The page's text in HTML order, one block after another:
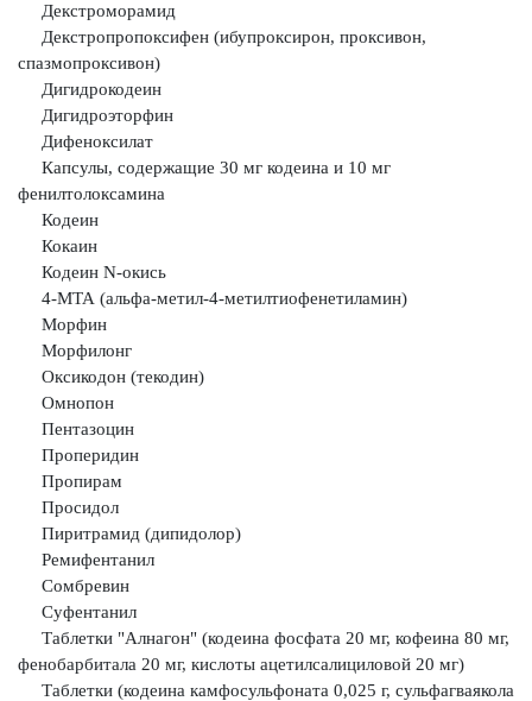
Декстроморамид
Декстропропоксифен (ибупроксирон, проксивон,
спазмопроксивон)
Дигидрокодеин
Дигидроэторфин
Дифеноксилат
Капсулы, содержащие 30 мг кодеина и 10 мг
фенилтолоксамина
Кодеин
Кокаин
Кодеин N-окись
4-МТА (альфа-метил-4-метилтиофенетиламин)
Морфин
Морфилонг
Оксикодон (текодин)
Омнопон
Пентазоцин
Проперидин
Пропирам
Просидол
Пиритрамид (дипидолор)
Ремифентанил
Сомбревин
Суфентанил
Таблетки "Алнагон" (кодеина фосфата 20 мг, кофеина 80 мг,
фенобарбитала 20 мг, кислоты ацетилсалициловой 20 мг)
Таблетки (кодеина камфосульфоната 0,025 г, сульфагваякола